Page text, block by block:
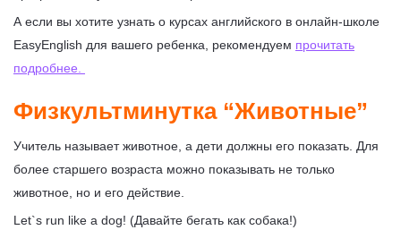
А если вы хотите узнать о курсах английского в онлайн-школе
EasyEnglish для вашего ребенка, рекомендуем прочитать
подробнее.
Физкультминутка “Животные”
Учитель называет животное, а дети должны его показать. Для
более старшего возраста можно показывать не только
животное, но и его действие.
Let`s run like a dog! (Давайте бегать как собака!)